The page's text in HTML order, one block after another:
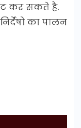
कर सकते है.
का पालन